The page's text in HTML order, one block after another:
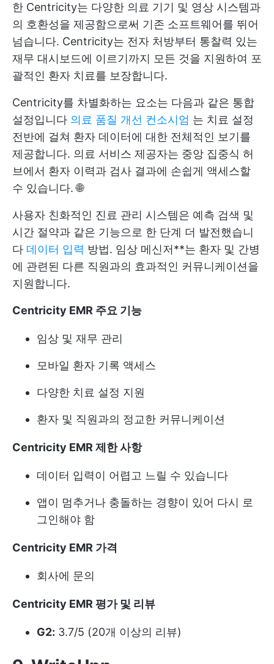
한 Centricity는 다양한 의료 기기 및 영상 시스템과
의 호환성을 제공함으로써 기존 소프트웨어를 뛰어
넘습니다. Centricity는 전자 처방부터 통찰력 있는
재무 대시보드에 이르기까지 모든 것을 지원하여 포
괄적인 환자 치료를 보장합니다.
Centricity를 차별화하는 요소는 다음과 같은 통합
설정입니다 의료 품질 개선 컨소시엄 는 치료 설정
전반에 걸쳐 환자 데이터에 대한 전체적인 보기를
제공합니다. 의료 서비스 제공자는 중앙 집중식 허
브에서 환자 이력과 검사 결과에 손쉽게 액세스할
수 있습니다. 🌐
사용자 친화적인 진료 관리 시스템은 예측 검색 및
시간 절약과 같은 기능으로 한 단계 더 발전했습니
다 데이터 입력 방법. 임상 메신저**는 환자 및 간병
에 관련된 다른 직원과의 효과적인 커뮤니케이션을
지원합니다.
Centricity EMR 주요 기능
임상 및 재무 관리
모바일 환자 기록 액세스
다양한 치료 설정 지원
환자 및 직원과의 정교한 커뮤니케이션
Centricity EMR 제한 사항
데이터 입력이 어렵고 느릴 수 있습니다
앱이 멈추거나 충돌하는 경향이 있어 다시 로
그인해야 함
Centricity EMR 가격
회사에 문의
Centricity EMR 평가 및 리뷰
G2: 3.7/5 (20개 이상의 리뷰)